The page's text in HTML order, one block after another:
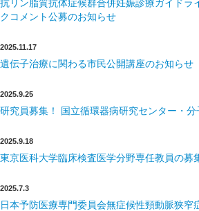
抗リン脂質抗体症候群合併妊娠診療ガイドラ
クコメント公募のお知らせ
2025.11.17
遺伝子治療に関わる市民公開講座のお知らせ
2025.9.25
研究員募集！ 国立循環器病研究センター・分
2025.9.18
東京医科大学臨床検査医学分野専任教員の募
2025.7.3
日本予防医療専門委員会無症候性頸動脈狭窄